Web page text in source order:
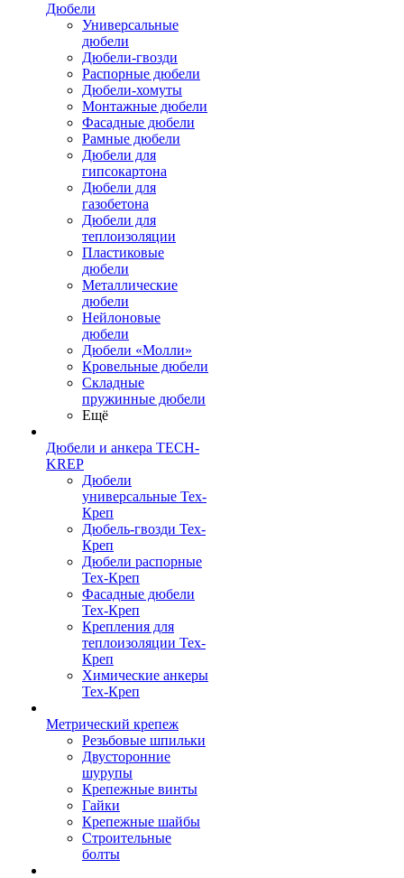
Дюбели
Универсальные
дюбели
Дюбели-гвозди
Распорные дюбели
Дюбели-хомуты
Монтажные дюбели
Фасадные дюбели
Рамные дюбели
Дюбели для
гипсокартона
Дюбели для
газобетона
Дюбели для
теплоизоляции
Пластиковые
дюбели
Металлические
дюбели
Нейлоновые
дюбели
Дюбели «Молли»
Кровельные дюбели
Складные
пружинные дюбели
Ещё
Дюбели и анкера TECH-
KREP
Дюбели
универсальные Тех-
Креп
Дюбель-гвозди Тех-
Креп
Дюбели распорные
Тех-Креп
Фасадные дюбели
Тех-Креп
Крепления для
теплоизоляции Тех-
Креп
Химические анкеры
Тех-Креп
Метрический крепеж
Резьбовые шпильки
Двусторонние
шурупы
Крепежные винты
Гайки
Крепежные шайбы
Строительные
болты